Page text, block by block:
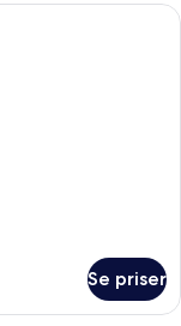
av topp
Se priser